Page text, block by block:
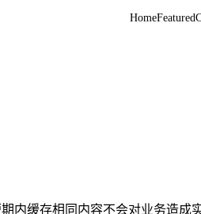
HomeFeatured
内缓存相同内容不会对业务造成